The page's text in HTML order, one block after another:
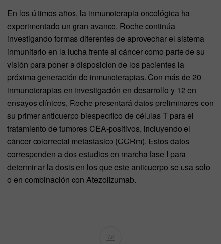
En los últimos años, la inmunoterapia oncológica ha
experimentado un gran avance. Roche continúa
investigando formas diferentes de aprovechar el sistema
inmunitario en la lucha frente al cáncer como parte de su
visión para poner a disposición de los pacientes la
próxima generación de inmunoterapias. Con más de 20
inmunoterapias en investigación en desarrollo y 12 en
ensayos clínicos, Roche presentará datos preliminares con
su primer anticuerpo biespecífico de células T para el
tratamiento de tumores CEA-positivos, incluyendo el
cáncer colorrectal metastásico (CCRm). Estos datos
corresponden a dos estudios en marcha fase I para
determinar la dosis en los que este anticuerpo se usa solo
o en combinación con Atezolizumab.
Ad